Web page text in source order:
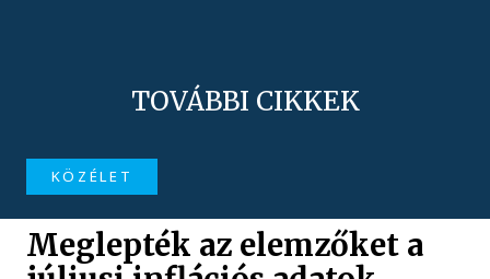
TOVÁBBI CIKKEK
KÖZÉLET
Meglepték az elemzőket a